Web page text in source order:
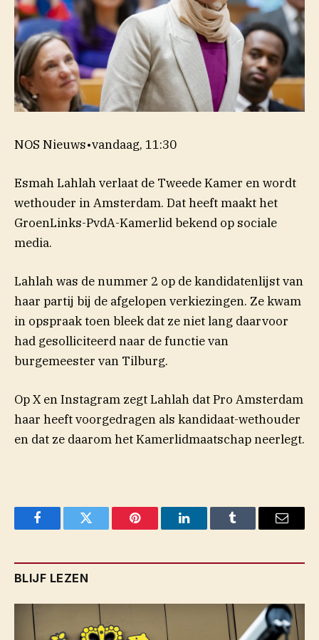
NOS Nieuws•vandaag, 11:30
Esmah Lahlah verlaat de Tweede Kamer en wordt
wethouder in Amsterdam. Dat heeft maakt het
GroenLinks-PvdA-Kamerlid bekend op sociale
media.
Lahlah was de nummer 2 op de kandidatenlijst van
haar partij bij de afgelopen verkiezingen. Ze kwam
in opspraak toen bleek dat ze niet lang daarvoor
had gesolliciteerd naar de functie van
burgemeester van Tilburg.
Op X en Instagram zegt Lahlah dat Pro Amsterdam
haar heeft voorgedragen als kandidaat-wethouder
en dat ze daarom het Kamerlidmaatschap neerlegt.
FacebookTwitter Pinterest LinkedInTumblr Email
BLIJF LEZEN